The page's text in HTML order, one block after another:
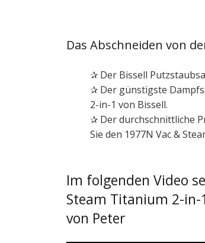
Das Abschneiden von
✰ Der Bissell
✰ Der günstigste
2-in-1 von Bissell.
✰ Der durchschnittliche
Sie den 1977N Vac &
Im folgenden Video
Steam Titanium 2-in-
von Peter